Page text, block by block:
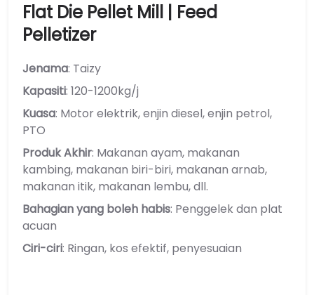
Flat Die Pellet Mill | Feed
Pelletizer
Jenama: Taizy
Kapasiti: 120-1200kg/j
Kuasa: Motor elektrik, enjin diesel, enjin petrol,
PTO
Produk Akhir: Makanan ayam, makanan
kambing, makanan biri-biri, makanan arnab,
makanan itik, makanan lembu, dll.
Bahagian yang boleh habis: Penggelek dan plat
acuan
Ciri-ciri: Ringan, kos efektif, penyesuaian